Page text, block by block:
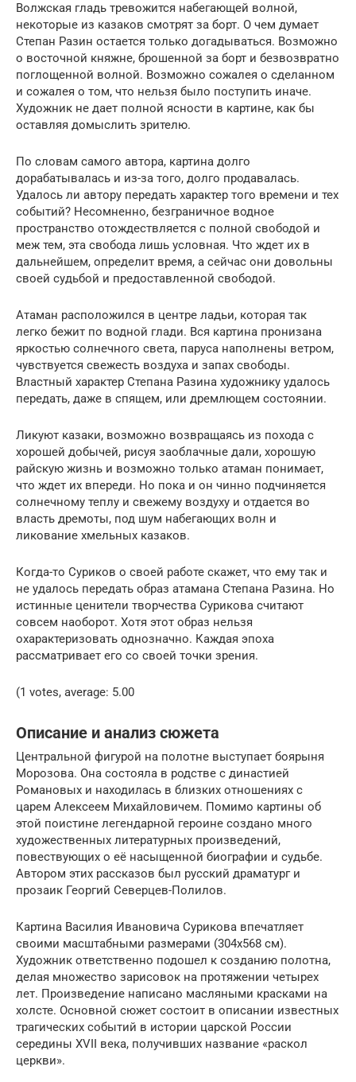
Волжская гладь тревожится набегающей волной,
некоторые из казаков смотрят за борт. О чем думает
Степан Разин остается только догадываться. Возможно
о восточной княжне, брошенной за борт и безвозвратно
поглощенной волной. Возможно сожалея о сделанном
и сожалея о том, что нельзя было поступить иначе.
Художник не дает полной ясности в картине, как бы
оставляя домыслить зрителю.
По словам самого автора, картина долго
дорабатывалась и из-за того, долго продавалась.
Удалось ли автору передать характер того времени и тех
событий? Несомненно, безграничное водное
пространство отождествляется с полной свободой и
меж тем, эта свобода лишь условная. Что ждет их в
дальнейшем, определит время, а сейчас они довольны
своей судьбой и предоставленной свободой.
Атаман расположился в центре ладьи, которая так
легко бежит по водной глади. Вся картина пронизана
яркостью солнечного света, паруса наполнены ветром,
чувствуется свежесть воздуха и запах свободы.
Властный характер Степана Разина художнику удалось
передать, даже в спящем, или дремлющем состоянии.
Ликуют казаки, возможно возвращаясь из похода с
хорошей добычей, рисуя заоблачные дали, хорошую
райскую жизнь и возможно только атаман понимает,
что ждет их впереди. Но пока и он чинно подчиняется
солнечному теплу и свежему воздуху и отдается во
власть дремоты, под шум набегающих волн и
ликование хмельных казаков.
Когда-то Суриков о своей работе скажет, что ему так и
не удалось передать образ атамана Степана Разина. Но
истинные ценители творчества Сурикова считают
совсем наоборот. Хотя этот образ нельзя
охарактеризовать однозначно. Каждая эпоха
рассматривает его со своей точки зрения.
(1 votes, average: 5.00
Описание и анализ сюжета
Центральной фигурой на полотне выступает боярыня
Морозова. Она состояла в родстве с династией
Романовых и находилась в близких отношениях с
царем Алексеем Михайловичем. Помимо картины об
этой поистине легендарной героине создано много
художественных литературных произведений,
повествующих о её насыщенной биографии и судьбе.
Автором этих рассказов был русский драматург и
прозаик Георгий Северцев-Полилов.
Картина Василия Ивановича Сурикова впечатляет
своими масштабными размерами (304х568 см).
Художник ответственно подошел к созданию полотна,
делая множество зарисовок на протяжении четырех
лет. Произведение написано масляными красками на
холсте. Основной сюжет состоит в описании известных
трагических событий в истории царской России
середины XVII века, получивших название «раскол
церкви».